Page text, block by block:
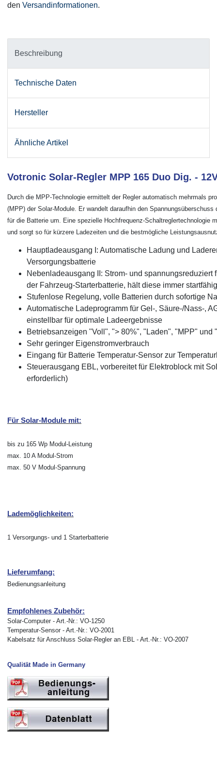
den Versandinformationen.
Beschreibung
Technische Daten
Hersteller
Ähnliche Artikel
Votronic Solar-Regler MPP 165 Duo Dig. -
Durch die MPP-Technologie ermittelt der Regler automatisch mehrmals
(MPP) der Solar-Module. Er wandelt daraufhin den
für die Batterie um. Eine spezielle Hochfrequenz-Schaltreglertechnologie
und sorgt so für kürzere Ladezeiten und die bestmögliche
Hauptladeausgang I: Automatische Ladung und
Versorgungsbatterie
Nebenladeausgang II: Strom- und
der Fahrzeug-Starterbatterie, hält diese immer startfähig
Stufenlose Regelung, volle Batterien durch sofortige
Automatische Ladeprogramm für Gel-, Säure-/Nass-,
einstellbar für optimale Ladeergebnisse
Betriebsanzeigen "Voll", "> 80%", "Laden", "MPP" und
Sehr geringer Eigenstromverbrauch
Eingang für Batterie Temperatur-Sensor zur
Steuerausgang EBL, vorbereitet für Elektroblock mit
erforderlich)
Für Solar-Module mit:
bis zu 165 Wp Modul-Leistung
max. 10 A Modul-Strom
max. 50 V Modul-Spannung
Lademöglichkeiten:
1 Versorgungs- und 1 Starterbatterie
Lieferumfang:
Bedienungsanleitung
Empfohlenes Zubehör:
Solar-Computer - Art.-Nr.: VO-1250
Temperatur-Sensor - Art.-Nr.: VO-2001
Kabelsatz für Anschluss Solar-Regler an EBL - Art.-Nr.: VO-2007
Qualität Made in Germany